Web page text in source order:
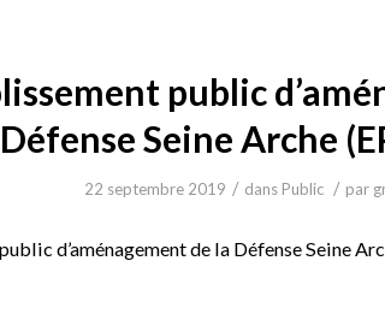
public
Défense Seine Arche
22 septembre 2019 / dans Public / par
d’aménagement de la Défense Seine